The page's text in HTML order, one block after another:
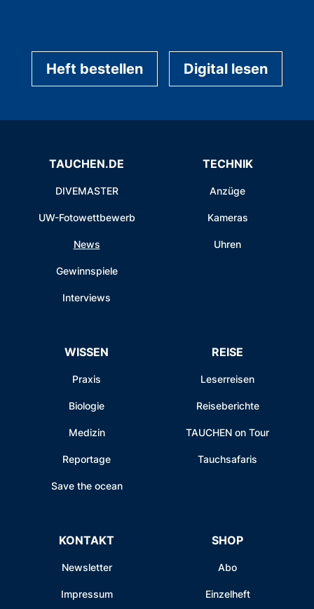
Heft bestellen Digital lesen
TAUCHEN.DE
DIVEMASTER
UW-Fotowettbewerb
News
Gewinnspiele
Interviews
TECHNIK
Anzüge
Kameras
Uhren
WISSEN
Praxis
Biologie
Medizin
Reportage
Save the ocean
REISE
Leserreisen
Reiseberichte
TAUCHEN on Tour
Tauchsafaris
KONTAKT
Newsletter
Impressum
SHOP
Abo
Einzelheft